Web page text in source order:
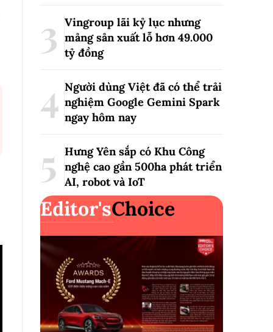
Vingroup lãi kỷ lục nhưng
mảng sản xuất lỗ hơn 49.000
tỷ đồng
Người dùng Việt đã có thể trải
nghiệm Google Gemini Spark
ngay hôm nay
Hưng Yên sắp có Khu Công
nghệ cao gần 500ha phát triển
AI, robot và IoT
Editor'sChoice